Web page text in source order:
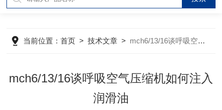
当前位置：首页 >技术文章 > mch6/13/16谈呼吸空气压缩机如何注入润滑油
mch6/13/16谈呼吸空气压缩机如何注入
润滑油